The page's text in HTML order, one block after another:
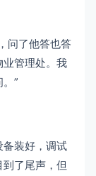
问了他答也答
管理处。我
”
装好，调试
了尾声，但